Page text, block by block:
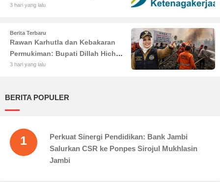
BPJS Ketenagakerjaan
3 hari yang lalu
Berita Terbaru
Rawan Karhutla dan Kebakaran
Permukiman: Bupati Dillah Hich
Larang Camat Tinggalkan Wilayah
3 hari yang lalu
BERITA POPULER
1
Perkuat Sinergi Pendidikan: Bank Jambi
Salurkan CSR ke Ponpes Sirojul Mukhlasin
Jambi